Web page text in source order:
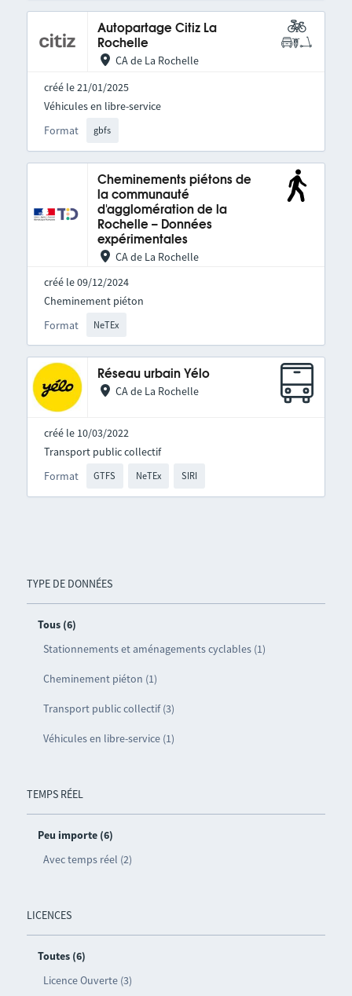
TYPE DE DONNÉES
Tous (6)
Stationnements et aménagements cyclables (1)
Cheminement piéton (1)
Transport public collectif (3)
Véhicules en libre-service (1)
TEMPS RÉEL
Peu importe (6)
Avec temps réel (2)
LICENCES
Toutes (6)
Licence Ouverte (3)
Autopartage Citiz La
Rochelle
CA de La Rochelle
créé le 21/01/2025
Format gbfs
Véhicules en libre-service
Cheminements piétons de
la communauté
d'agglomération de la
Rochelle – Données
expérimentales
CA de La Rochelle
créé le 09/12/2024
Format NeTEx
Cheminement piéton
Réseau urbain Yélo
CA de La Rochelle
créé le 10/03/2022
Format GTFS NeTEx SIRI
Transport public collectif